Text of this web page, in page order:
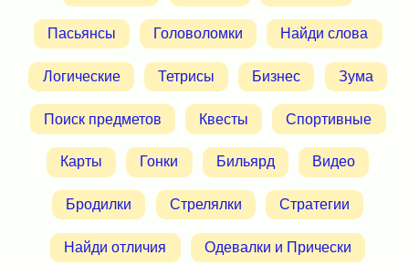
Пасьянсы Головоломки Найди слова
Логические Тетрисы Бизнес Зума
Поиск предметов Квесты Спортивные
Карты Гонки Бильярд Видео
Бродилки Стрелялки Стратегии
Найди отличия Одевалки и Прически